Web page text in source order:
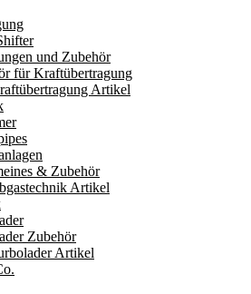
und Zubehör
für Kraftübertragung
Artikel
& Zubehör
Artikel
Zubehör
Artikel